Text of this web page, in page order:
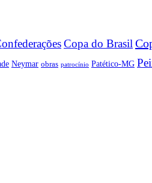
Copa do Brasil
Neymar obras patrocínio Patético-MG